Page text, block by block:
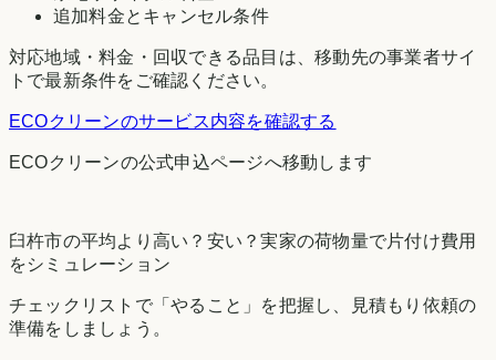
追加料金とキャンセル条件
対応地域・料金・回収できる品目は、移動先の事業者サイ
トで最新条件をご確認ください。
ECOクリーンのサービス内容を確認する
ECOクリーンの公式申込ページへ移動します
臼杵市の平均より高い？安い？実家の荷物量で片付け費用
をシミュレーション
チェックリストで「やること」を把握し、見積もり依頼の
準備をしましょう。